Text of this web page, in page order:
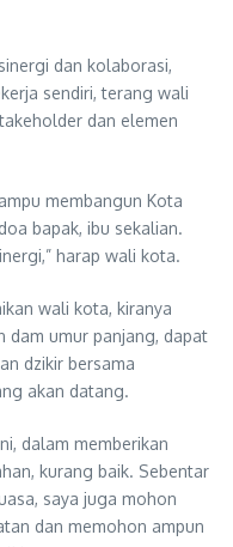
dan kolaborasi,
sendiri, terang wali
dan elemen
membangun Kota
bapak, ibu sekalian.
harap wali kota.
wali kota, kiranya
dam umur panjang, dapat
dzikir bersama
akan datang.
dalam memberikan
kurang baik. Sebentar
saya juga mohon
dan memohon ampun